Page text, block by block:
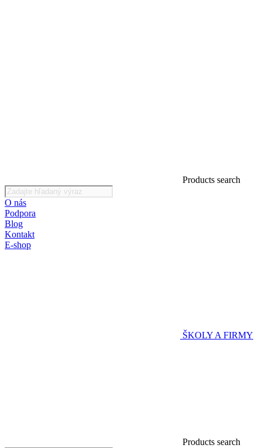
Products search
O nás
Podpora
Blog
Kontakt
E-shop
ŠKOLY A FIRMY
Products search